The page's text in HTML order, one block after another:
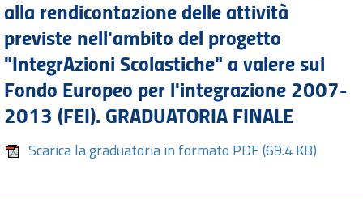
alla rendicontazione delle attività
previste nell'ambito del progetto
"IntegrAzioni Scolastiche" a valere sul
Fondo Europeo per l'integrazione 2007-
2013 (FEI). GRADUATORIA FINALE
Scarica la graduatoria in formato PDF (69.4 KB)